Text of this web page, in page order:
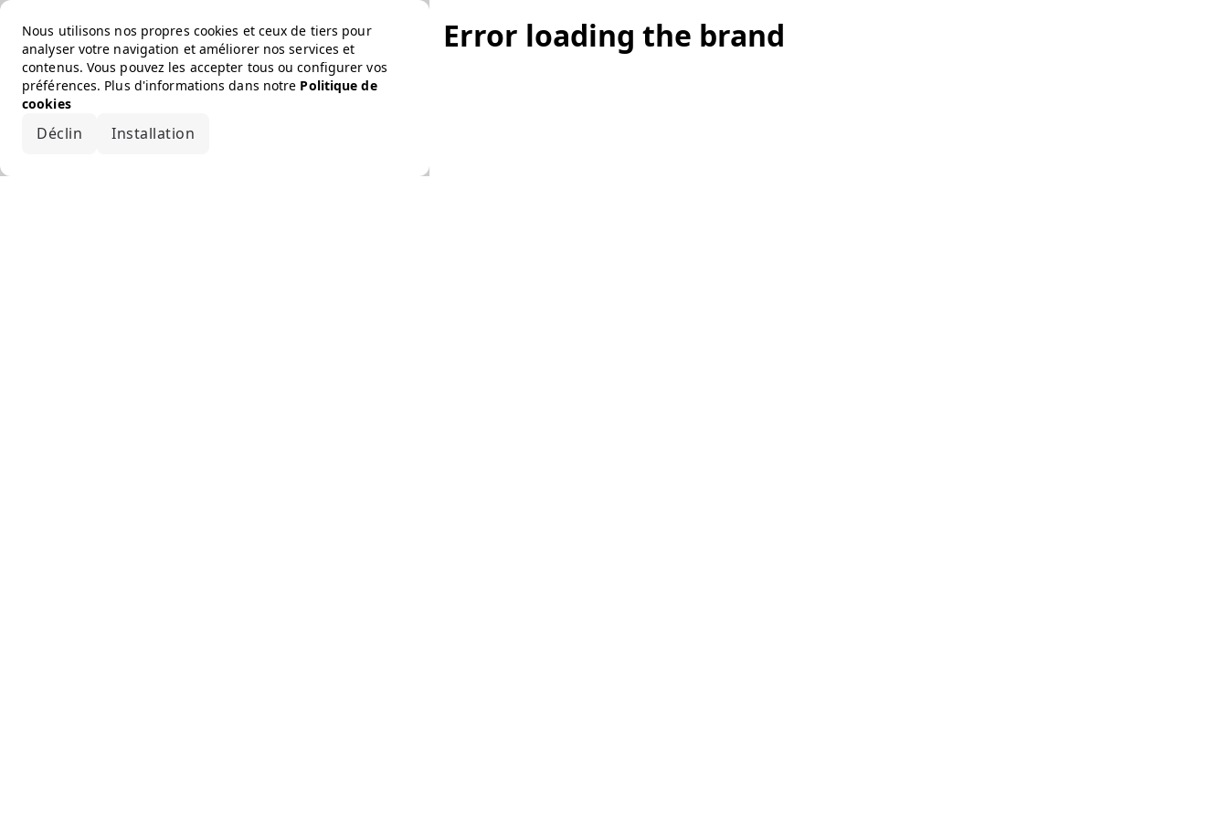
Nous utilisons nos propres cookies et ceux de tiers pour
analyser votre navigation et améliorer nos services et
contenus. Vous pouvez les accepter tous ou configurer vos
préférences. Plus d'informations dans notre Politique de
cookies
Déclin Installation
Error loading the brand